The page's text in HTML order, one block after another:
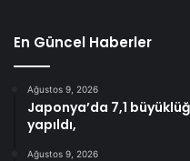
En Güncel Haberler
Ağustos 9, 2026
Japonya’da 7,1
yapıldı,
Ağustos 9, 2026